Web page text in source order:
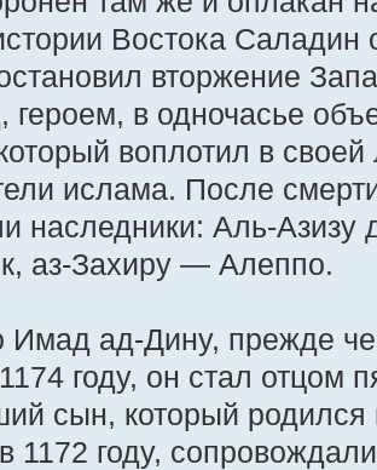
Востока Саладин
вторжение
героем, в одночасье
воплотил в
ислама. После
наследники: Аль-
аз-Захиру — Алеппо.
Имад ад-Дину, прежде
году, он стал
сын, который
1172 году,